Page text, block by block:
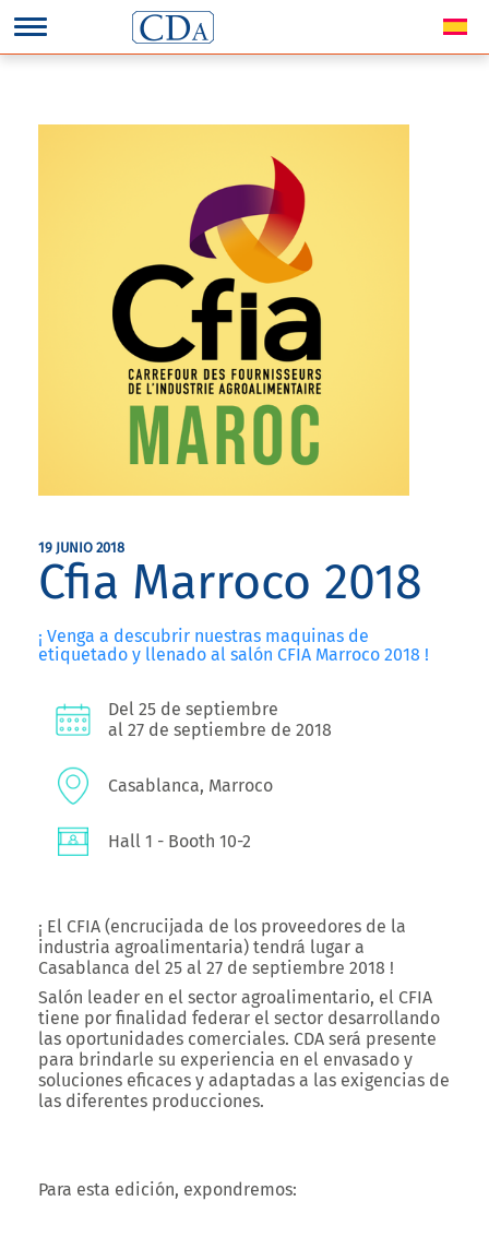
19 JUNIO 2018
Cfia Marroco 2018
¡ Venga a descubrir nuestras maquinas de
etiquetado y llenado al salón CFIA Marroco 2018 !
Del 25 de septiembre
al 27 de septiembre de 2018
Casablanca, Marroco
Hall 1 - Booth 10-2
¡ El CFIA (encrucijada de los proveedores de la
industria agroalimentaria) tendrá lugar a
Casablanca del 25 al 27 de septiembre 2018 !
Salón leader en el sector agroalimentario, el CFIA
tiene por finalidad federar el sector desarrollando
las oportunidades comerciales. CDA será presente
para brindarle su experiencia en el envasado y
soluciones eficaces y adaptadas a las exigencias de
las diferentes producciones.
Para esta edición, expondremos: